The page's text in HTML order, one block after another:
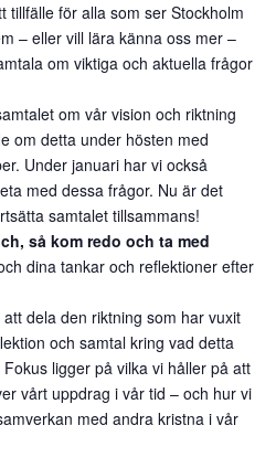
tillfälle för alla som ser Stockholm
– eller vill lära känna oss mer –
om viktiga och aktuella frågor
om vår vision och riktning
om detta under hösten med
Under januari har vi också
med dessa frågor. Nu är det
samtalet tillsammans!
så kom redo och ta med
dina tankar och reflektioner efter
dela den riktning som har vuxit
och samtal kring vad detta
ligger på vilka vi håller på att
vårt uppdrag i vår tid – och hur vi
med andra kristna i vår